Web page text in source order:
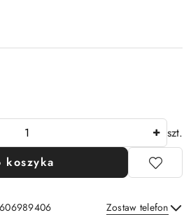
szt.
koszyka
Zostaw telefon